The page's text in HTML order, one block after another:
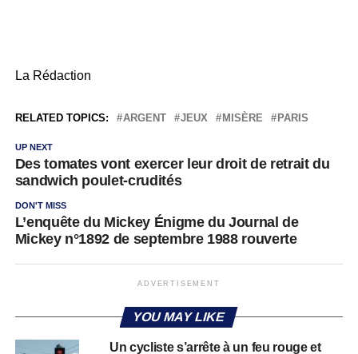
La Rédaction
RELATED TOPICS: ARGENT JEUX MISÈRE PARIS
UP NEXT
Des tomates vont exercer leur droit de retrait du
sandwich poulet-crudités
DON'T MISS
L’enquête du Mickey Énigme du Journal de
Mickey n°1892 de septembre 1988 rouverte
ADVERTISEMENT
YOU MAY LIKE
Un cycliste s’arrête à un feu rouge et